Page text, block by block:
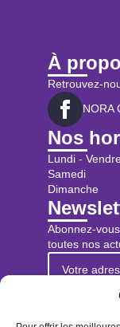
À
Retrouvez-
NORA
Nos
Lundi -
Samedi
Dimanche
Abonnez-
toutes nos